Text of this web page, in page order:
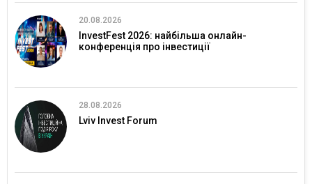
20.08.2026
InvestFest 2026: найбільша онлайн-
конференція про інвестиції
28.08.2026
Lviv Invest Forum